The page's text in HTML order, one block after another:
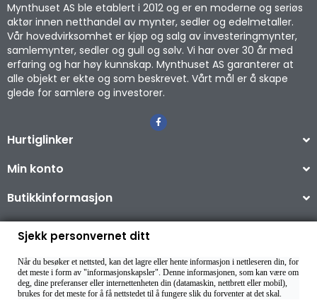
Mynthuset AS ble etablert i 2012 og er en moderne og seriøs
aktør innen netthandel av mynter, sedler og edelmetaller.
Vår hovedvirksomhet er kjøp og salg av investeringmynter,
samlemynter, sedler og gull og sølv. Vi har over 30 år med
erfaring og har høy kunnskap. Mynthuset AS garanterer at
alle objekt er ekte og som beskrevet. Vårt mål er å skape
glede for samlere og investorer.
Hurtiglinker
Min konto
Butikkinformasjon
Copyright © 2026
Sjekk personvernet ditt
Når du besøker et nettsted, kan det lagre eller hente informasjon i nettleseren din, for
det meste i form av "informasjonskapsler". Denne informasjonen, som kan være om
deg, dine preferanser eller internettenheten din (datamaskin, nettbrett eller mobil),
brukes for det meste for å få nettstedet til å fungere slik du forventer at det skal.